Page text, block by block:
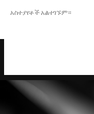
አስተያየቶች አልተገኙም።